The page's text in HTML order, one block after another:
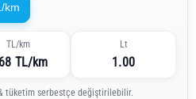
km
TL/km
TL/km
Lt
1.00
tüketim serbestçe değiştirilebilir.